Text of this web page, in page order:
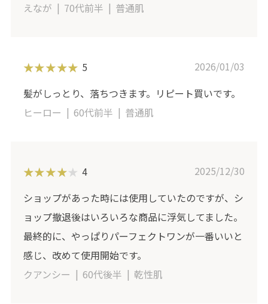
えなが
70代前半 普通肌
5
2026/01/03
髪がしっとり、落ちつきます。リピート買いです。
ヒーロー
60代前半 普通肌
4
2025/12/30
ショップがあった時には使用していたのですが、シ
ョップ撤退後はいろいろな商品に浮気してました。
最終的に、やっぱりパーフェクトワンが一番いいと
感じ、改めて使用開始です。
クアンシー
60代後半 乾性肌